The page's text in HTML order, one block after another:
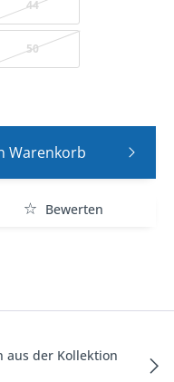
44
50
Warenkorb
Bewerten
aus der Kollektion